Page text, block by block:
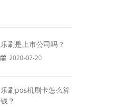
乐刷是上市公司吗？
2020-07-20
乐刷pos机刷卡怎么算
钱？